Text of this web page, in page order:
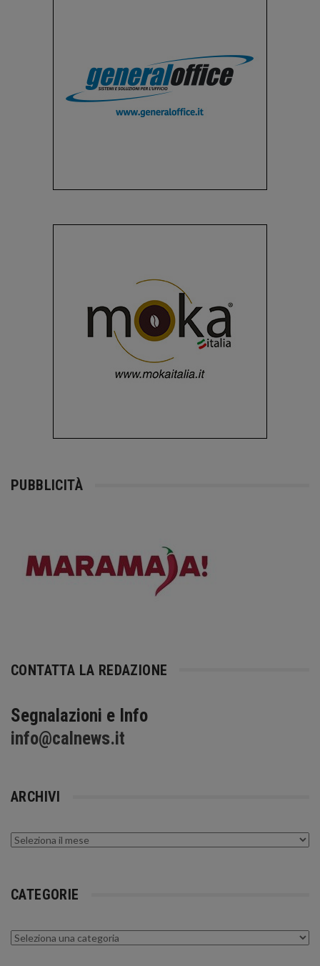
PUBBLICITÀ
CONTATTA LA REDAZIONE
Segnalazioni e Info
info@calnews.it
ARCHIVI
Archivi
CATEGORIE
Categorie